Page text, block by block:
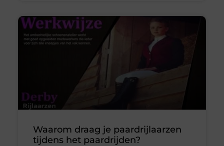
Waarom draag je paardrijlaarzen
tijdens het paardrijden?